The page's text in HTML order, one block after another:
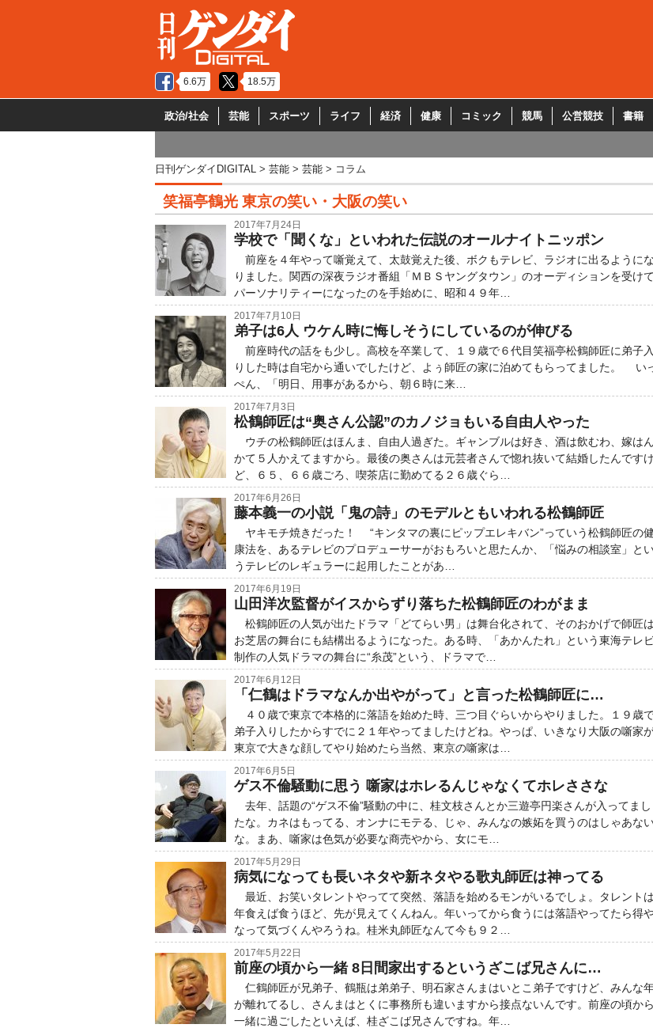
6.6万 18.5万
政治/社会 芸能 スポーツ ライフ 経済 健康 コミック 競馬 公営競技 書籍
日刊ゲンダイDIGITAL 芸能 芸能 コラム
笑福亭鶴光 東京の笑い・大阪の笑い
2017年7月24日
学校で「聞くな」といわれた伝説のオールナイトニッポン
前座を４年やって噺覚えて、太鼓覚えた後、ボクもテレビ、ラジオに出るようにな
りました。関西の深夜ラジオ番組「ＭＢＳヤングタウン」のオーディションを受けて
パーソナリティーになったのを手始めに、昭和４９年…
2017年7月10日
弟子は6人 ウケん時に悔しそうにしているのが伸びる
前座時代の話をも少し。高校を卒業して、１９歳で６代目笑福亭松鶴師匠に弟子入
りした時は自宅から通いでしたけど、よぅ師匠の家に泊めてもらってました。 い
ぺん、「明日、用事があるから、朝６時に来…
2017年7月3日
松鶴師匠は“奥さん公認”のカノジョもいる自由人やった
ウチの松鶴師匠はほんま、自由人過ぎた。ギャンブルは好き、酒は飲むわ、嫁はん
かて５人かえてますから。最後の奥さんは元芸者さんで惚れ抜いて結婚したんですけ
ど、６５、６６歳ごろ、喫茶店に勤めてる２６歳ぐら…
2017年6月26日
藤本義一の小説「鬼の詩」のモデルともいわれる松鶴師匠
ヤキモチ焼きだった！ “キンタマの裏にピップエレキバン”っていう松鶴師匠の健
康法を、あるテレビのプロデューサーがおもろいと思たんか、「悩みの相談室」と
うテレビのレギュラーに起用したことがあ…
2017年6月19日
山田洋次監督がイスからずり落ちた松鶴師匠のわがまま
松鶴師匠の人気が出たドラマ「どてらい男」は舞台化されて、そのおかげで師匠は
お芝居の舞台にも結構出るようになった。ある時、「あかんたれ」という東海テレ
制作の人気ドラマの舞台に“糸茂”という、ドラマで…
2017年6月12日
「仁鶴はドラマなんか出やがって」と言った松鶴師匠に…
４０歳で東京で本格的に落語を始めた時、三つ目ぐらいからやりました。１９歳
弟子入りしたからすでに２１年やってましたけどね。やっぱ、いきなり大阪の噺家
東京で大きな顔してやり始めたら当然、東京の噺家は…
2017年6月5日
ゲス不倫騒動に思う 噺家はホレるんじゃなくてホレささな
去年、話題の“ゲス不倫”騒動の中に、桂文枝さんとか三遊亭円楽さんが入ってまし
たな。カネはもってる、オンナにモテる、じゃ、みんなの嫉妬を買うのはしゃあな
な。まあ、噺家は色気が必要な商売やから、女にモ…
2017年5月29日
病気になっても長いネタや新ネタやる歌丸師匠は神ってる
最近、お笑いタレントやってて突然、落語を始めるモンがいるでしょ。タレントは
年食えば食うほど、先が見えてくんねん。年いってから食うには落語やってたら得
なって気づくんやろうね。桂米丸師匠なんて今も９２…
2017年5月22日
前座の頃から一緒 8日間家出するというざこば兄さんに…
仁鶴師匠が兄弟子、鶴瓶は弟弟子、明石家さんまはいとこ弟子ですけど、みんな
が離れてるし、さんまはとくに事務所も違いますから接点ないんです。前座の頃から
一緒に過ごしたといえば、桂ざこば兄さんですね。年…